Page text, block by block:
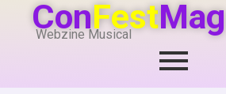
ConFestMag
Webzine Musical